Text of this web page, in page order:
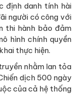
định danh tính hài
người có công với
thi hành bảo đảm
hình chính quyền
thực hiện.
nhằm lan tỏa
dịch 500 ngày
của cả hệ thống